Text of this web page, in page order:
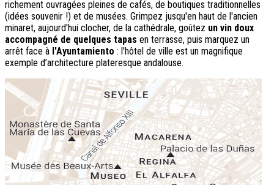
richement ouvragées pleines de cafés, de boutiques traditionnelles
(idées souvenir !) et de musées. Grimpez jusqu'en haut de l'ancien
minaret, aujourd'hui clocher, de la cathédrale, goûtez un vin doux
accompagné de quelques tapas en terrasse, puis marquez un
arrêt face à l'Ayuntamiento : l'hôtel de ville est un magnifique
exemple d’architecture plateresque andalouse.